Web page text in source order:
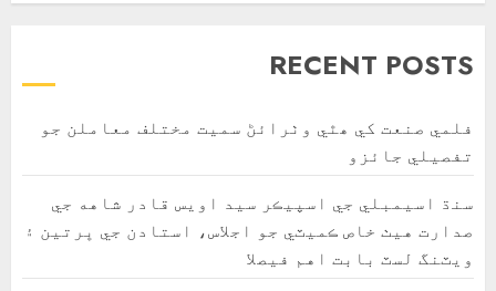
RECENT POSTS
فلمي صنعت کي ھٿي وٺرائڻ سميت مختلف معاملن جو
تفصيلي جائزو
سنڌ اسيمبلي جي اسپيڪر سيد اويس قادر شاهه جي
صدارت هيٺ خاص ڪميٽي جو اجلاس، استادن جي ڀرتين ۽
ويٽنگ لسٽ بابت اهم فيصلا